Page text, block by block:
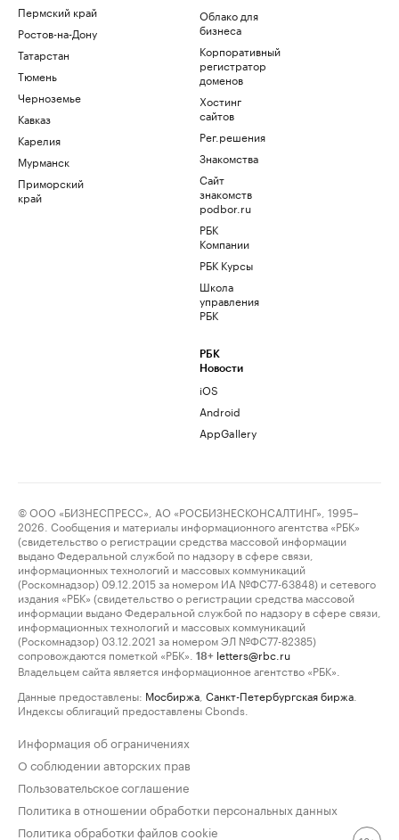
Пермский край
Ростов-на-Дону
Татарстан
Тюмень
Черноземье
Кавказ
Карелия
Мурманск
Приморский
край
Облако для
бизнеса
Корпоративный
регистратор
доменов
Хостинг
сайтов
Рег.решения
Знакомства
Сайт
знакомств
podbor.ru
РБК
Компании
РБК Курсы
Школа
управления
РБК
РБК
Новости
iOS
Android
AppGallery
© ООО «БИЗНЕСПРЕСС», АО «РОСБИЗНЕСКОНСАЛТИНГ», 1995–
2026. Сообщения и материалы информационного агентства «РБК»
(свидетельство о регистрации средства массовой информации
выдано Федеральной службой по надзору в сфере связи,
информационных технологий и массовых коммуникаций
(Роскомнадзор) 09.12.2015 за номером ИА №ФС77-63848) и сетевого
издания «РБК» (свидетельство о регистрации средства массовой
информации выдано Федеральной службой по надзору в сфере связи,
информационных технологий и массовых коммуникаций
(Роскомнадзор) 03.12.2021 за номером ЭЛ №ФС77-82385)
сопровождаются пометкой «РБК».
18+ letters@rbc.ru
Владельцем сайта является информационное агентство «РБК».
Данные предоставлены: Мосбиржа Санкт-Петербургская биржа
Индексы облигаций предоставлены Cbonds.
Информация об ограничениях
О соблюдении авторских прав
Пользовательское соглашение
Политика в отношении обработки персональных данных
Политика обработки файлов cookie